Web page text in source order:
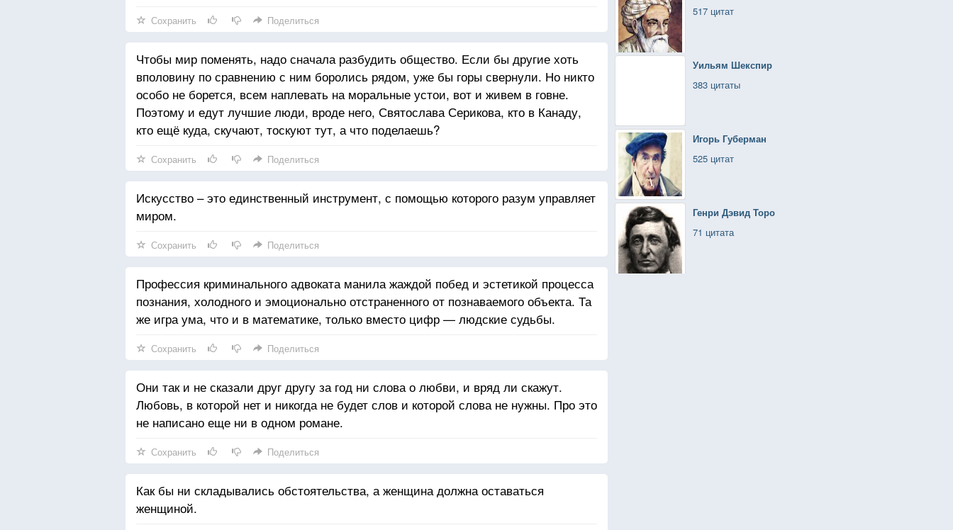
517 цитат
Уильям Шекспир
383 цитаты
Игорь Губерман
525 цитат
Генри Дэвид Торо
71 цитата
полуночного света.
Сохранить Поделиться
Чтобы мир поменять, надо сначала разбудить общество. Если бы другие хоть
вполовину по сравнению с ним боролись рядом, уже бы горы свернули. Но никто
особо не борется, всем наплевать на моральные устои, вот и живем в говне.
Поэтому и едут лучшие люди, вроде него, Святослава Серикова, кто в Канаду,
кто ещё куда, скучают, тоскуют тут, а что поделаешь?
Сохранить Поделиться
Искусство – это единственный инструмент, с помощью которого разум управляет
миром.
Сохранить Поделиться
Профессия криминального адвоката манила жаждой побед и эстетикой процесса
познания, холодного и эмоционально отстраненного от познаваемого объекта. Та
же игра ума, что и в математике, только вместо цифр — людские судьбы.
Сохранить Поделиться
Они так и не сказали друг другу за год ни слова о любви, и вряд ли скажут.
Любовь, в которой нет и никогда не будет слов и которой слова не нужны. Про это
не написано еще ни в одном романе.
Сохранить Поделиться
Как бы ни складывались обстоятельства, а женщина должна оставаться
женщиной.